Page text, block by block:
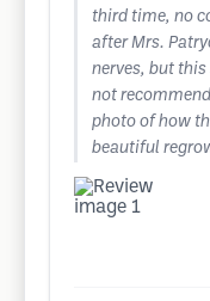
third time, no
after Mrs.
nerves, but this
not
photo of how
beautiful